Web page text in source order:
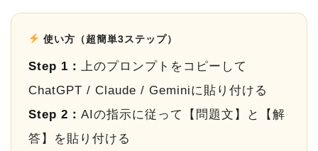
使い方（超簡単3ステップ）
Step 1： 上のプロンプトをコピーして
ChatGPT / Claude / Geminiに貼り付ける
Step 2： AIの指示に従って【問題文】と【解
答】を貼り付ける